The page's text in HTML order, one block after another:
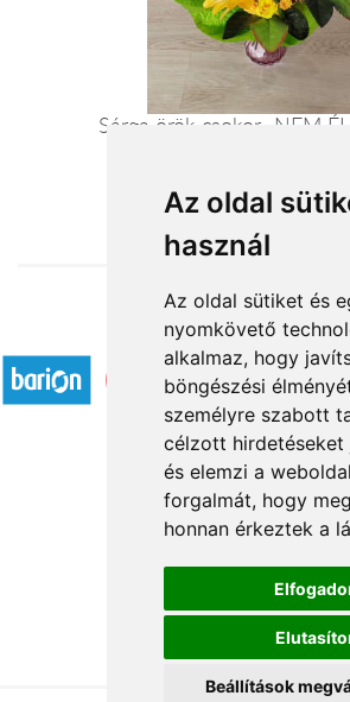
Az oldal
használ
Az oldal sütiket és
nyomkövető
alkalmaz, hogy
böngészési
személyre szabott
célzott hirdetéseket
és elemzi a
forgalmát, hogy
honnan érkeztek a
Beállítások
Sárga örök csokor- NEM
Elfogadott fizetési
Rólunk
Kapcsolat
Á.SZ.F.
Impresszum
Adatkezelési